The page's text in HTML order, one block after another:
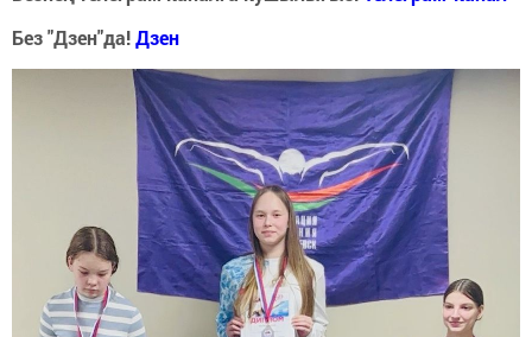
Без "Дзен"да!Дзен